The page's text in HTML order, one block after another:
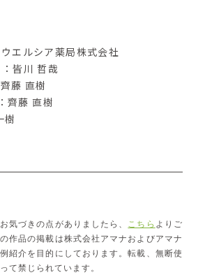
エルシア薬局株式会社
皆川 哲哉
藤 直樹
齊藤 直樹
樹
気づきの点がありましたら、 こちら よりご
作品の掲載は株式会社アマナおよびアマナ
紹介を目的にしております。転載、無断使
て禁じられています。